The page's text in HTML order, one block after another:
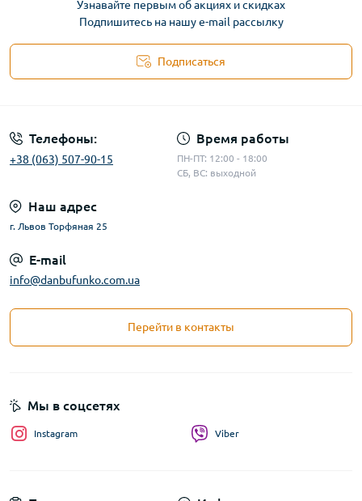
Узнавайте первым об акциях и скидках
Подпишитесь на нашу e-mail рассылку
Подписаться
Телефоны:
+38 (063) 507-90-15
Время работы
ПН-ПТ: 12:00 - 18:00
СБ, ВС: выходной
Наш адрес
г. Львов Торфяная 25
E-mail
info@danbufunko.com.ua
Перейти в контакты
Мы в соцсетях
Instagram Viber